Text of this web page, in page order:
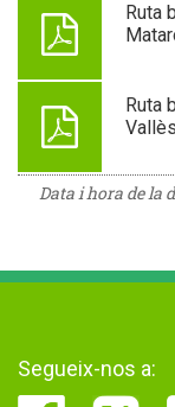
Ruta
Ruta
Data i hora de la
Segueix-nos a: